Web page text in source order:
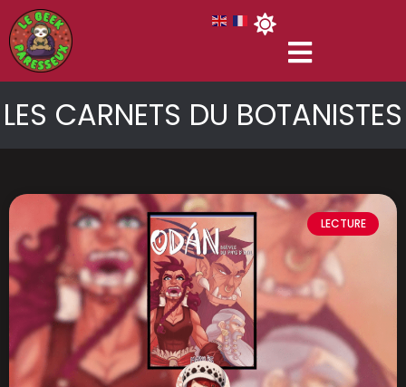
LES CARNETS DU BOTANISTES
LECTURE